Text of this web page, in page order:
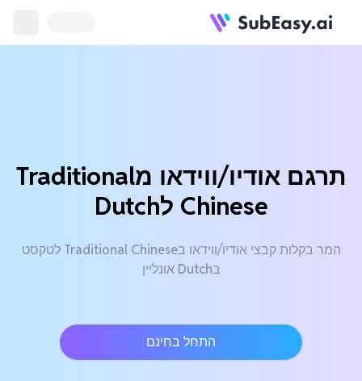
תרגם אודיו/ווידאו מTraditional
Chinese לDutch
המר בקלות קבצי אודיו/ווידאו בTraditional Chinese לטקסט
בDutch אונליין
התחל בחינם